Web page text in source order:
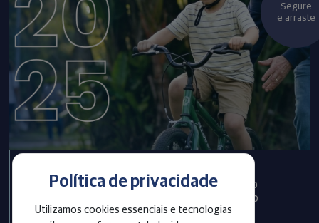
Política de privacidade
Utilizamos cookies essenciais e tecnologias
Infraprev publica Relatório
Anual com informações do
exercício 2025
Segure
e arraste